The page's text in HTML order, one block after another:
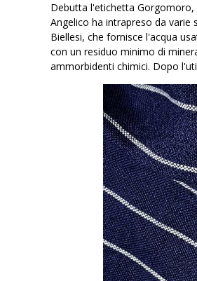
Debutta l'etichetta Gorgomoro,
Angelico ha intrapreso da
Biellesi, che fornisce l'acqua
con un residuo minimo di
ammorbidenti chimici. Dopo